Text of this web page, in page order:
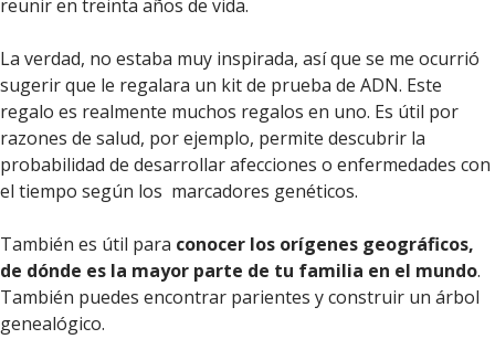
reunir en treinta años de vida.
La verdad, no estaba muy inspirada, así que se me ocurrió
sugerir que le regalara un kit de prueba de ADN. Este
regalo es realmente muchos regalos en uno. Es útil por
razones de salud, por ejemplo, permite descubrir la
probabilidad de desarrollar afecciones o enfermedades con
el tiempo según los marcadores genéticos.
También es útil para conocer los orígenes geográficos,
de dónde es la mayor parte de tu familia en el mundo.
También puedes encontrar parientes y construir un árbol
genealógico.